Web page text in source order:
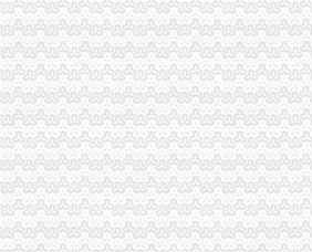
重庆市山丹生物农有限公司永川销售分公司_【
银行惜贷加剧困境万科领衔抄底中小开发商_网
两路口公司注销
【广安公司注册_广安公司注册代理/费用】-广
公交临时撤销两路口站--搜狐新闻
重庆2017年两路口质量员考试报名重庆2017年_
黄石灯泡厂劳动服务公司两路口餐馆_【信用信
郫县启明电力有限责任公司两路口供电所_【信
【重庆两路口公司业务招聘网_公司业务招聘信
中国平安人寿保险股份有限公司重庆市渝中支
明天起文化两路口封闭施工请市民选择绕行-市